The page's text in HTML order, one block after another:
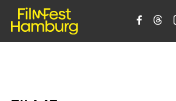
 